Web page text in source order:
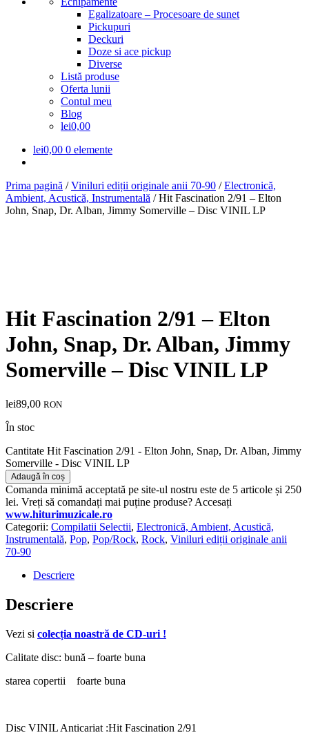
Egalizatoare – Procesoare de sunet
Pickupuri
Deckuri
Doze si ace pickup
Diverse
Listă produse
Oferta lunii
Contul meu
Blog
lei0,00
lei0,00 0 elemente
Prima pagină /Viniluri ediții originale anii 70-90 /Electronică,
Ambient, Acustică, Instrumentală /Hit Fascination 2/91 – Elton
John, Snap, Dr. Alban, Jimmy Somerville – Disc VINIL LP
Hit Fascination 2/91 – Elton
John, Snap, Dr. Alban, Jimmy
Somerville – Disc VINIL LP
lei89,00 RON
În stoc
Cantitate Hit Fascination 2/91 - Elton John, Snap, Dr. Alban, Jimmy
Somerville - Disc VINIL LP
Adaugă în coș
Comanda minimă acceptată pe site-ul nostru este de 5 articole și 250
lei. Vreți să comandați mai puține produse? Accesați
www.hiturimuzicale.ro
Categorii: Compilatii Selectii, Electronică, Ambient, Acustică,
Instrumentală, Pop, Pop/Rock, Rock, Viniluri ediții originale anii
70-90
Descriere
Descriere
Vezi si colecția noastră de CD-uri !
Calitate disc: bună – foarte buna
starea copertii foarte buna
Disc VINIL Anticariat :Hit Fascination 2/91